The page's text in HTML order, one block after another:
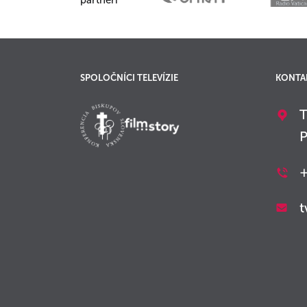
SPOLOČNÍCI TELEVÍZIE